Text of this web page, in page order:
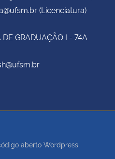
(Licenciatura)
GRADUAÇÃO I - 74A
aberto Wordpress